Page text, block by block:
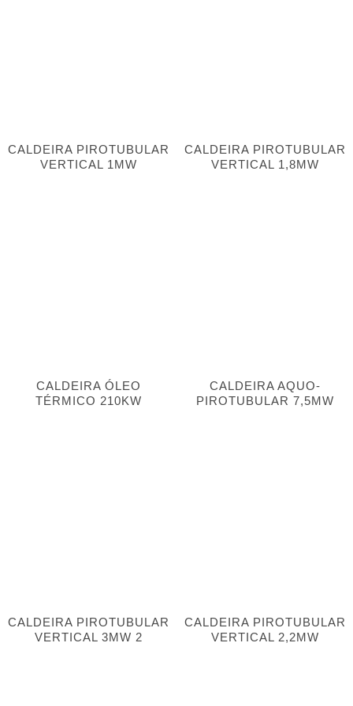
CALDEIRA PIROTUBULAR
VERTICAL 1MW
CALDEIRA PIROTUBULAR
VERTICAL 1,8MW
CALDEIRA ÓLEO
TÉRMICO 210KW
CALDEIRA AQUO-
PIROTUBULAR 7,5MW
CALDEIRA PIROTUBULAR
VERTICAL 3MW 2
CALDEIRA PIROTUBULAR
VERTICAL 2,2MW